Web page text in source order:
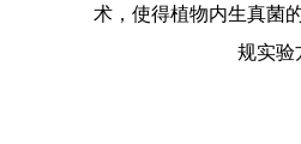
术，使得植物内生真菌
规实验